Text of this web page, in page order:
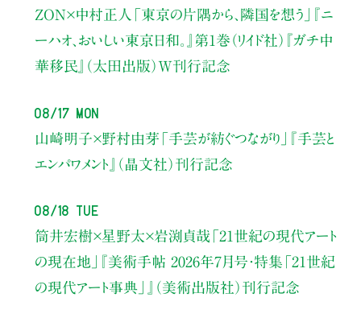
ZON×中村正人 「東京の片隅から、隣国を想う」
『ニ
ーハオ、おいしい東京日和。』第1巻（リイド社）
『ガチ中
華移民』（太田出版）W刊行記念
08/17 Mon
山崎明子×野村由芽 「手芸が紡ぐつながり」
『手芸と
エンパワメント』（晶文社）刊行記念
08/18 Tue
筒井宏樹×星野太×岩渕貞哉 「21世紀の現代アート
の現在地」
『美術手帖 2026年7月号・特集「21世紀
の現代アート事典」』（美術出版社）刊行記念